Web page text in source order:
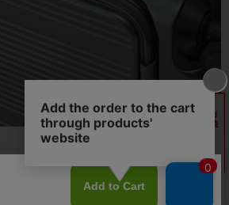
デザインのトップハンドル・サイドハンド
印し、アクセントになっています。